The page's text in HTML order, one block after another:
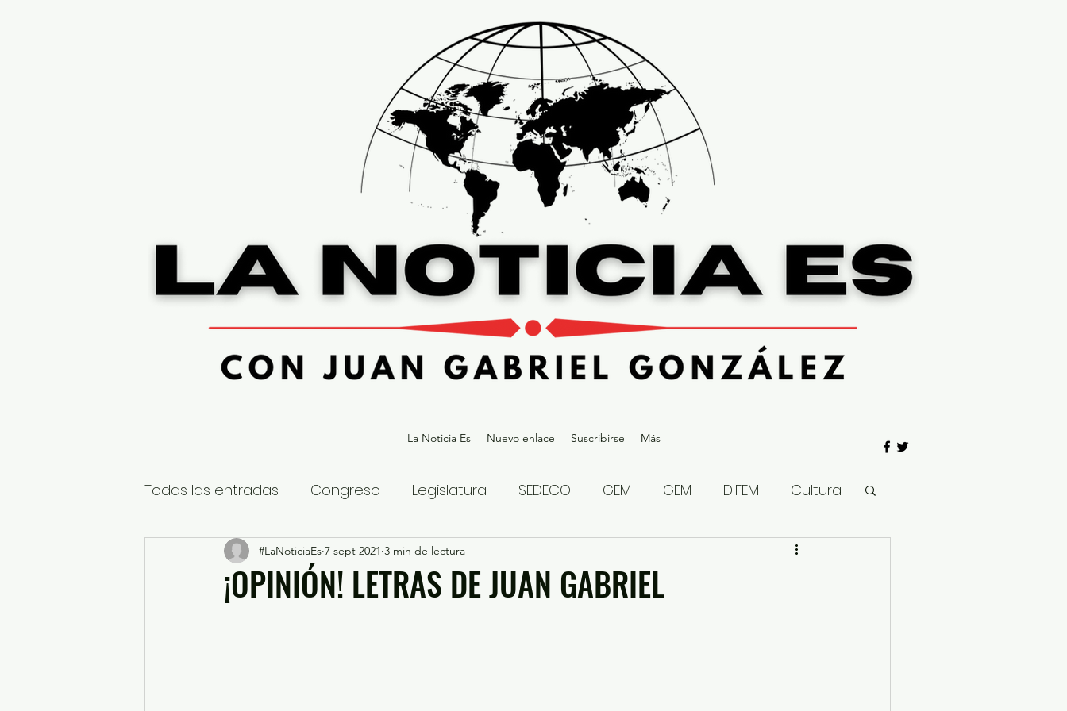
La Noticia Es Nuevo enlace Suscribirse Más
Todas las entradas Congreso Legislatura SEDECO GEM GEM DIFEM Cultura
Nacional Estatal Gubernatura Edoméx 2023
¡OPINIÓN! LETRAS DE JUAN GABRIEL
#LaNoticiaEs 7 sept 2021 3 min de lectura